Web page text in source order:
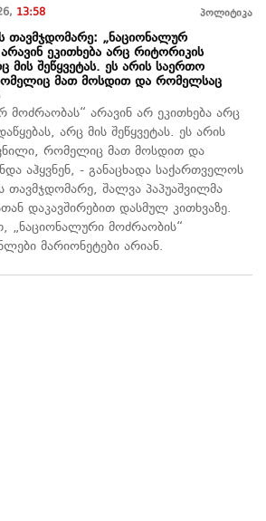
13:58 პოლიტიკა
თავმჯდომარე: „ნაციონალურ
ეკითხება არც რიტორიკის
მის შეწყვეტას. ეს არის საერთო
მათ მოსდით და რომელსაც
მოძრაობას“ არავინ არ ეკითხება არც
არც მის შეწყვეტას. ეს არის
რომელიც მათ მოსდით და
აჰყვნენ, - განაცხადა საქართველოს
თავმჯდომარე, შალვა პაპუაშვილმა
დაკავშირებით დასმულ კითხვაზე.
„ნაციონალური მოძრაობის“
მარიონეტები არიან.